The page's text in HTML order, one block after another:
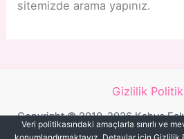
sitemizde arama yapınız.
Gizlilik
Copyright © 2010-2026 Kahve Falı
Saklıdır.
Veri politikasındaki amaçlarla sınırlı ve